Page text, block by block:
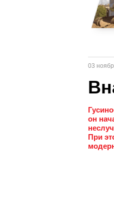
03
он
При